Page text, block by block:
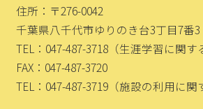
住所：〒276-0042
千葉県八千代市ゆりのき台3丁目7番
TEL：047-487-3718 （生涯学習に関す
FAX：047-487-3720
TEL：047-487-3719 （施設の利用に関